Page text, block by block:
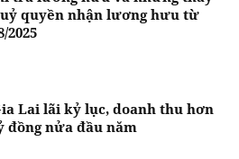
quyền nhận lương hưu từ
2025
Lai lãi kỷ lục, doanh thu hơn
đồng nửa đầu năm